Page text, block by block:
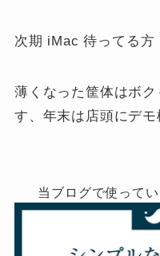
次期 iMac 待ってる方
薄くなった筐体はボ
す、年末は店頭にデモ
当ブログで使って